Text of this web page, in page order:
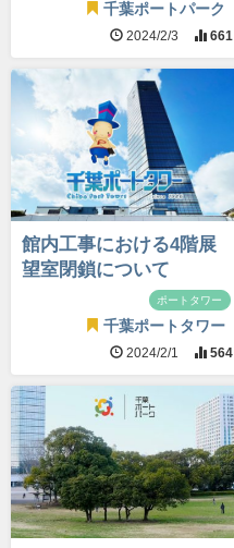
千葉ポートパーク
2024/2/3 661
館内工事における4階展
望室閉鎖について
ポートタワー
千葉ポートタワー
2024/2/1 564